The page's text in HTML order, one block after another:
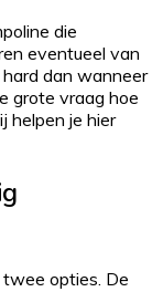
die
eventueel van
hard dan wanneer
grote vraag hoe
helpen je hier
opties. De